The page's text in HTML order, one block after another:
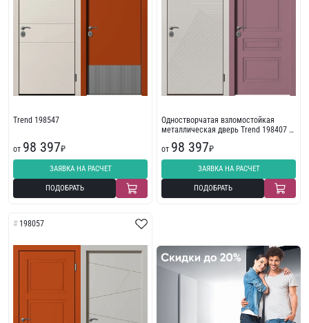
Trend 198547
от 98 397₽
ЗАЯВКА НА РАСЧЕТ
ПОДОБРАТЬ
Одностворчатая взломостойкая
металлическая дверь Trend 198407 с
от 98 397₽
ЗАЯВКА НА РАСЧЕТ
ПОДОБРАТЬ
198057